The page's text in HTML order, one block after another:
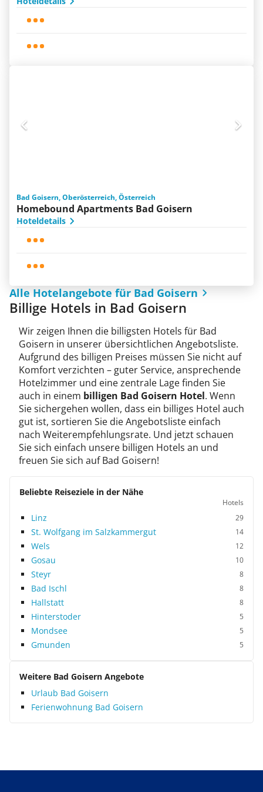
Bad Goisern, Oberösterreich, Österreich
Homebound Apartments Bad Goisern
Hoteldetails
Alle Hotelangebote für Bad Goisern
Billige Hotels in Bad Goisern
Wir zeigen Ihnen die billigsten Hotels für Bad
Goisern in unserer übersichtlichen Angebotsliste.
Aufgrund des billigen Preises müssen Sie nicht auf
Komfort verzichten – guter Service, ansprechende
Hotelzimmer und eine zentrale Lage finden Sie
auch in einem billigen Bad Goisern Hotel. Wenn
Sie sichergehen wollen, dass ein billiges Hotel auch
gut ist, sortieren Sie die Angebotsliste einfach
nach Weiterempfehlungsrate. Und jetzt schauen
Sie sich einfach unsere billigen Hotels an und
freuen Sie sich auf Bad Goisern!
Beliebte Reiseziele in der Nähe
Hotels
Linz 29
St. Wolfgang im Salzkammergut 14
Wels 12
Gosau 10
Steyr 8
Bad Ischl 8
Hallstatt 8
Hinterstoder 5
Mondsee 5
Gmunden 5
Weitere Bad Goisern Angebote
Urlaub Bad Goisern
Ferienwohnung Bad Goisern